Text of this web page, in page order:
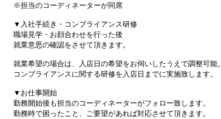
※担当のコーディネーターが同席
▼入社手続き・コンプライアンス研修
職場見学・お顔合わせを行った後
就業意思の確認をさせて頂きます。
就業希望の場合は、入店日の希望をお伺いしたうえで調整可能。
コンプライアンスに関する研修を入店日までに実施致します。
▼お仕事開始
勤務開始後も担当のコーディネーターがフォロー致します。
勤務時で困ったこと、ご要望があれば対応させて頂きます。